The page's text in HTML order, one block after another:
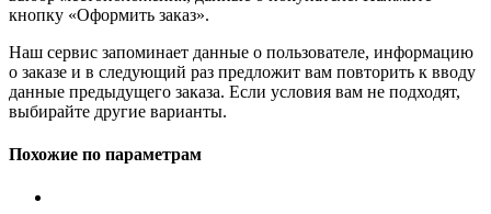
кнопку «Оформить заказ».
Наш сервис запоминает данные о пользователе, информацию
о заказе и в следующий раз предложит вам повторить к вводу
данные предыдущего заказа. Если условия вам не подходят,
выбирайте другие варианты.
Похожие по параметрам